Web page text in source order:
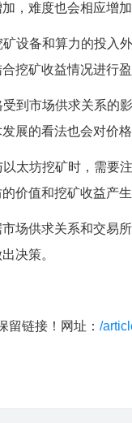
，难度也会相应增
设备和算力的投入
挖矿收益情况进行盈
到市场供求关系的
展的看法也会对价格
太坊挖矿时，需要
价值和挖矿收益产生
场供求关系和交易
决策。
留链接！网址： /